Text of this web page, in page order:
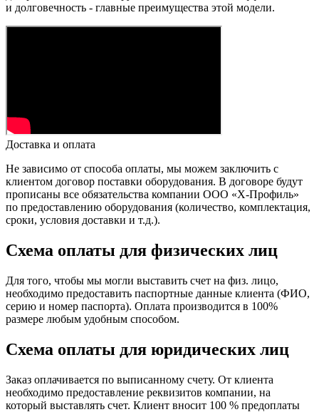
и долговечность - главные преимущества этой модели.
Доставка и оплата
Не зависимо от способа оплаты, мы можем заключить с
клиентом договор поставки оборудования. В договоре будут
прописаны все обязательства компании ООО «Х-Профиль»
по предоставлению оборудования (количество, комплектация,
сроки, условия доставки и т.д.).
Схема оплаты для физических лиц
Для того, чтобы мы могли выставить счет на физ. лицо,
необходимо предоставить паспортные данные клиента (ФИО,
серию и номер паспорта). Оплата производится в 100%
размере любым удобным способом.
Схема оплаты для юридических лиц
Заказ оплачивается по выписанному счету. От клиента
необходимо предоставление реквизитов компании, на
который выставлять счет. Клиент вносит 100 % предоплаты